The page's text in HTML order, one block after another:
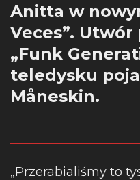
Anitta w
Veces”.
„Funk
teledysku
Måneskin.
„Przerabialiśmy to